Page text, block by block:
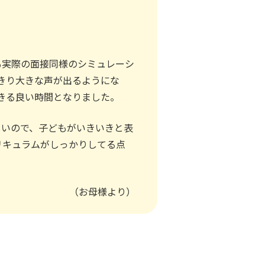
際の面接同様のシミュレーシ
り大きな声が出るようにな
良い時間となりました。
ので、子どもがいきいきと表
ュラムがしっかりしてる点
（お母様より）